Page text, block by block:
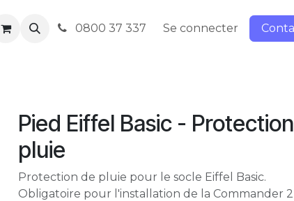
Postes 0800 37 337 Se connecter
Pied Eiffel Basic -
pluie
Protection de pluie pour le socle Eiffel Basic.
Obligatoire pour l'installation de la Commander 2